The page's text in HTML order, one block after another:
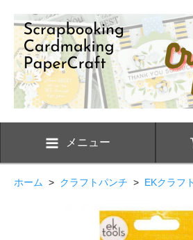
メニュー
ホーム > クラフトパンチ > EKクラフ